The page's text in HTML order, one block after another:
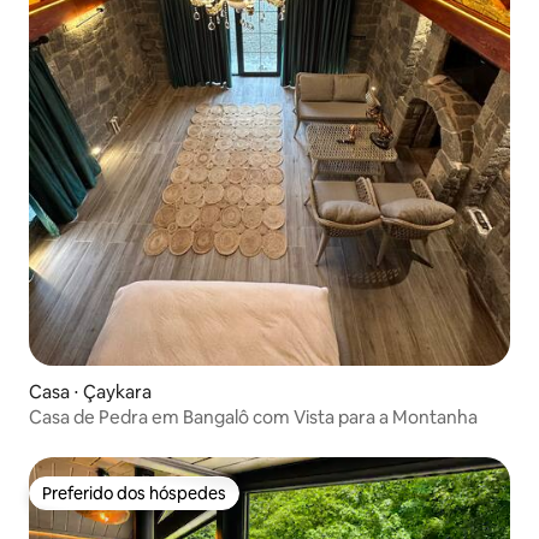
Casa ⋅ Çaykara
Casa de Pedra em Bangalô com Vista para a Montanha
Preferido dos hóspedes
Preferido dos hóspedes